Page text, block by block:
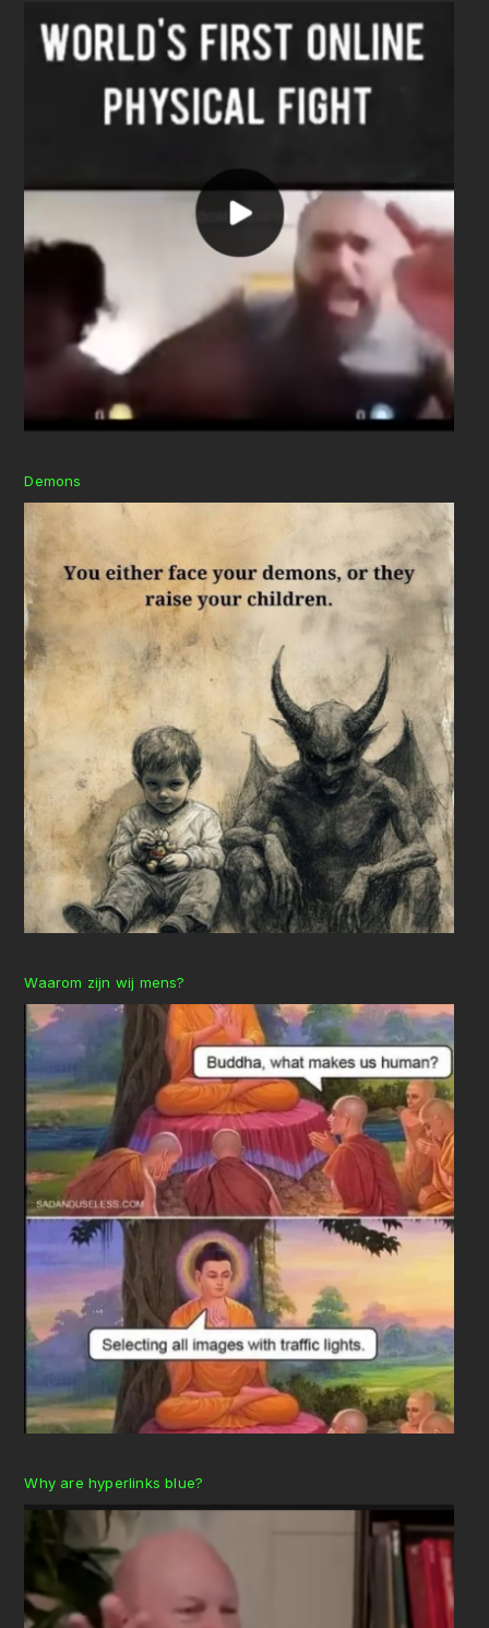
Demons
Waarom zijn wij mens?
Why are hyperlinks blue?